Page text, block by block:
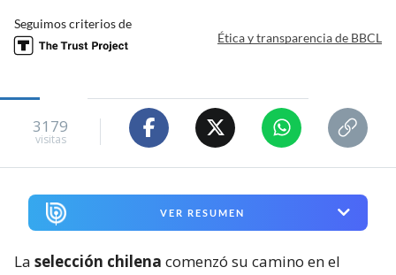
Seguimos criterios de
Ética y transparencia de BBCL
3179
visitas
VER RESUMEN
La selección chilena comenzó su camino en el